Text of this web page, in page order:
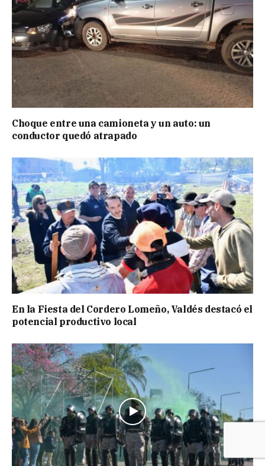
Choque entre una camioneta y un auto: un
conductor quedó atrapado
En la Fiesta del Cordero Lomeño, Valdés destacó el
potencial productivo local